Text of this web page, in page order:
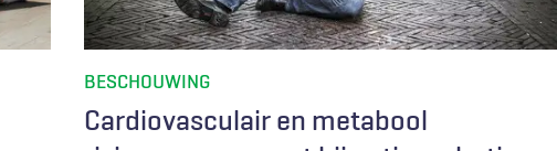
Cardiovasculair en metabool
BESCHOUWING